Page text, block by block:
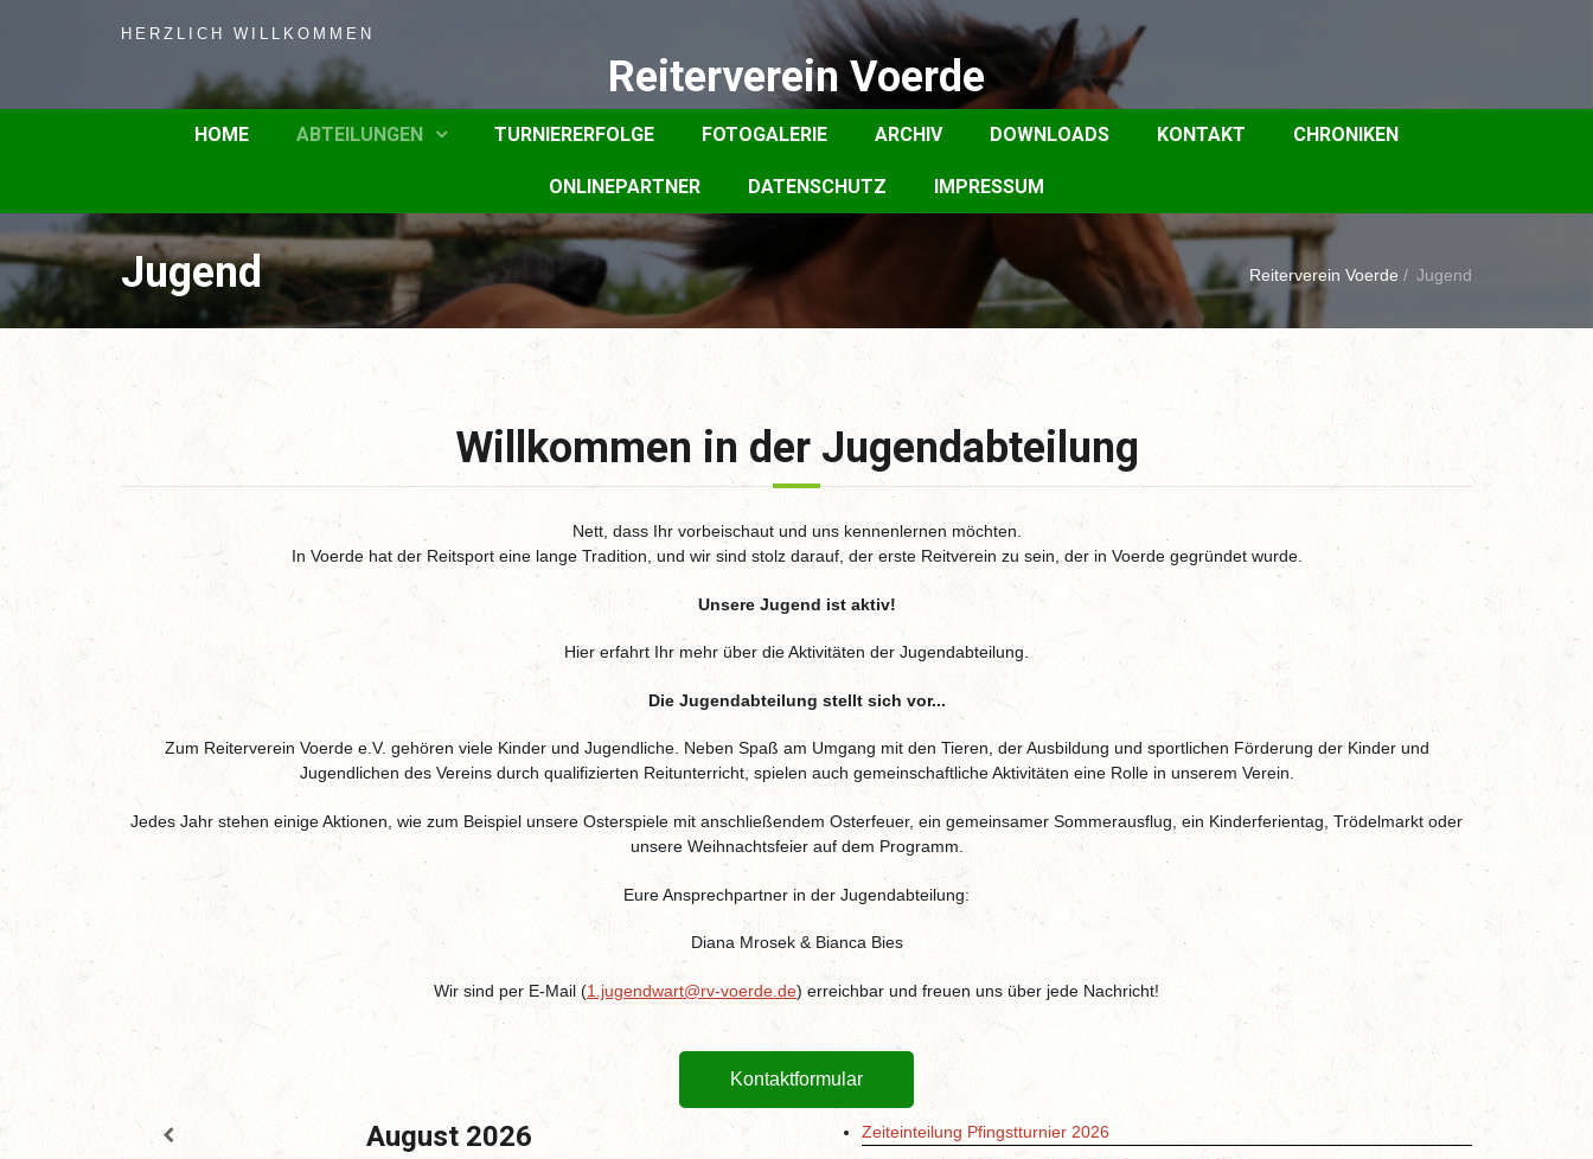
HERZLICH WILLKOMMEN
Reiterverein Voerde
HOME ABTEILUNGEN TURNIERERFOLGE FOTOGALERIE ARCHIV DOWNLOADS KONTAKT CHRONIKEN
ONLINEPARTNER DATENSCHUTZ IMPRESSUM
Jugend Reiterverein Voerde / Jugend
Willkommen in der Jugendabteilung
Nett, dass Ihr vorbeischaut und uns kennenlernen möchten.
In Voerde hat der Reitsport eine lange Tradition, und wir sind stolz darauf, der erste Reitverein zu sein, der in Voerde gegründet wurde.
Unsere Jugend ist aktiv!
Hier erfahrt Ihr mehr über die Aktivitäten der Jugendabteilung.
Die Jugendabteilung stellt sich vor...
Zum Reiterverein Voerde e.V. gehören viele Kinder und Jugendliche. Neben Spaß am Umgang mit den Tieren, der Ausbildung und sportlichen Förderung der Kinder und
Jugendlichen des Vereins durch qualifizierten Reitunterricht, spielen auch gemeinschaftliche Aktivitäten eine Rolle in unserem Verein.
Jedes Jahr stehen einige Aktionen, wie zum Beispiel unsere Osterspiele mit anschließendem Osterfeuer, ein gemeinsamer Sommerausflug, ein Kinderferientag, Trödelmarkt oder
unsere Weihnachtsfeier auf dem Programm.
Eure Ansprechpartner in der Jugendabteilung:
Diana Mrosek & Bianca Bies
Wir sind per E-Mail (1.jugendwart@rv-voerde.de) erreichbar und freuen uns über jede Nachricht!
Kontaktformular
August 2026
Zeiteinteilung Pfingstturnier 2026